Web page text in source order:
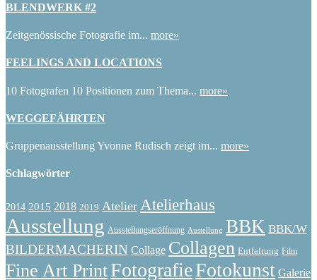
BLENDWERK #2
Zeitgenössische Fotografie im... more»
FEELINGS AND LOCATIONS
10 Fotografen 10 Positionen zum Thema... more»
WEGGEFÄHRTEN
Gruppenausstellung Yvonne Rudisch zeigt im... more»
Schlagwörter
2014 2015 2018 2019 Atelier Atelierhaus
Ausstellung Ausstellungseröffnung Austellung BBK BBK/W
BILDERMACHERIN Collage Collagen Entfaltung Film
Fine Art PrintFotografieFotokunst Galerie